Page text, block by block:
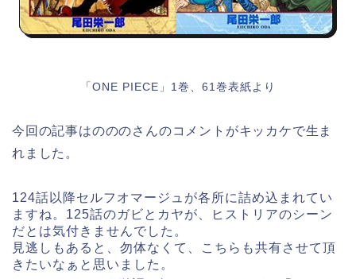
「ONE PIECE」1巻、61巻表紙より
今回の記事はのののさんのコメントがキッカケで生ま
れました。
124話以降セルフオマージュが各所に詰め込まれてい
ますね。125話のガビとカヤが、ヒストリアのシーン
だとは気付きませんでした。
見逃しもあると、勿体なくて、こちらも共有させて頂
きたいなぁと思いました。